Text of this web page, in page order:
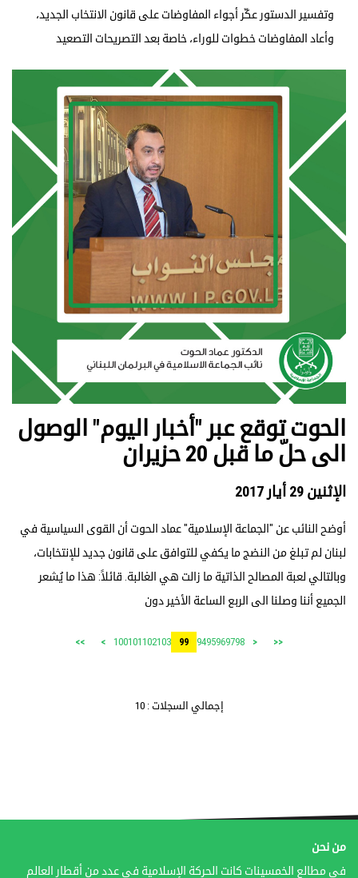
وتفسير الدستور عكّر أجواء المفاوضات على قانون الانتخاب الجديد،
وأعاد المفاوضات خطوات للوراء، خاصة بعد التصريحات التصعيد
الحوت توقع عبر "أخبار اليوم" الوصول
الى حلّ ما قبل 20 حزيران
الإثنين 29 أيار 2017
أوضح النائب عن "الجماعة الإسلامية" عماد الحوت أن القوى السياسية في
لبنان لم تبلغ من النضج ما يكفي للتوافق على قانون جديد للإنتخابات،
وبالتالي لعبة المصالح الذاتية ما زالت هي الغالبة. قائلاً: هذا ما يُشعر
الجميع أننا وصلنا الى الربع الساعة الأخير دون
<<
<
9495969798
99
100101102103
>
>>
إجمالي السجلات : 10
من نحن
في مطالع الخمسينات كانت الحركة الإسلامية في عدد من أقطار العالم